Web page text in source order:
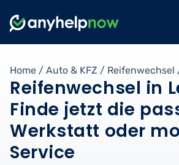
Home / Auto & KFZ / Reifenwechsel
Reifenwechsel in
Finde jetzt die
Werkstatt oder
Service